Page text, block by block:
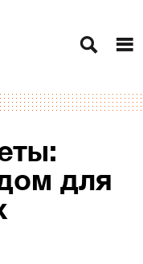
для